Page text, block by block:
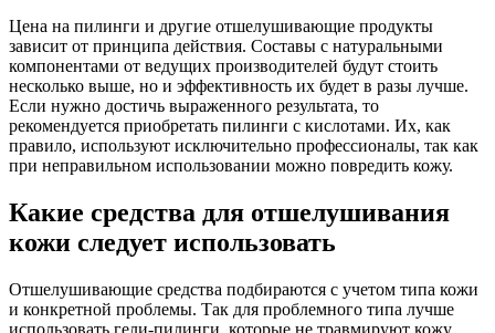
Цена на пилинги и другие отшелушивающие продукты
зависит от принципа действия. Составы с натуральными
компонентами от ведущих производителей будут стоить
несколько выше, но и эффективность их будет в разы лучше.
Если нужно достичь выраженного результата, то
рекомендуется приобретать пилинги с кислотами. Их, как
правило, используют исключительно профессионалы, так как
при неправильном использовании можно повредить кожу.
Какие средства для отшелушивания
кожи следует использовать
Отшелушивающие средства подбираются с учетом типа кожи
и конкретной проблемы. Так для проблемного типа лучше
использовать гели-пилинги, которые не травмируют кожу.